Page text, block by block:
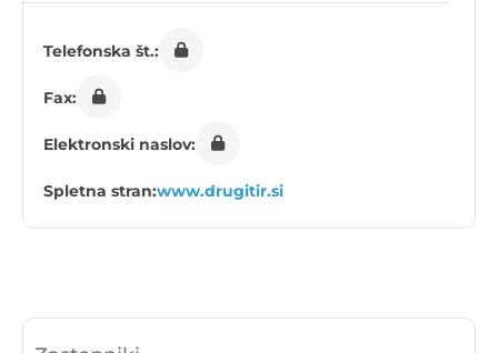
Telefonska št.:
Fax:
Elektronski naslov:
Spletna stran:www.drugitir.si